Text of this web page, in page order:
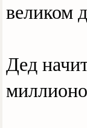
великом
Дед